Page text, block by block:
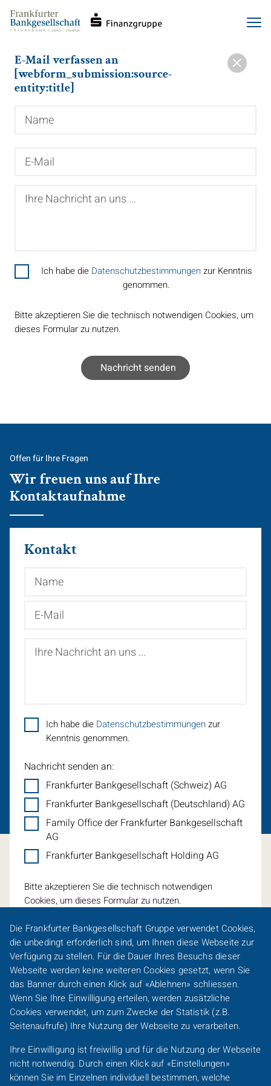
zum
Inhalt
Die Frankfurter Bankgesellschaft Gruppe verwendet Cookies,
die unbedingt erforderlich sind, um Ihnen diese Webseite zur
Verfügung zu stellen. Für die Dauer Ihres Besuchs dieser
Webseite werden keine weiteren Cookies gesetzt, wenn Sie
das Banner durch einen Klick auf «Ablehnen» schliessen.
Wenn Sie Ihre Einwilligung erteilen, werden zusätzliche
Cookies verwendet, um zum Zwecke der Statistik (z.B.
Seitenaufrufe) Ihre Nutzung der Webseite zu verarbeiten.
Ihre Einwilligung ist freiwillig und für die Nutzung der Webseite
nicht notwendig. Durch einen Klick auf «Einstellungen»
können Sie im Einzelnen individuell bestimmen, welche
E-Mail verfassen an
[webform_submission:source-
entity:title]
Mail
Nachricht
Ich habe die Datenschutzbestimmungenzur Kenntnis
genommen.
Bitte akzeptieren Sie die technisch notwendigen Cookies, um
dieses Formular zu nutzen.
Offen für Ihre Fragen
Wir freuen uns auf Ihre
Kontaktaufnahme
Kontakt
Mail
Nachricht
Ich habe die Datenschutzbestimmungenzur
Kenntnis genommen.
Nachricht senden an:
Frankfurter Bankgesellschaft (Schweiz) AG
Frankfurter Bankgesellschaft (Deutschland) AG
Family Office der Frankfurter Bankgesellschaft
AG
Frankfurter Bankgesellschaft Holding AG
Bitte akzeptieren Sie die technisch notwendigen
Cookies, um dieses Formular zu nutzen.
Eine Spur persönlicher
Footer-
Line-
DACH
/
FO
Karriere Presse Sitemap Barrierefreiheit
Kundeninformationen Impressum Datenschutz
Footer-